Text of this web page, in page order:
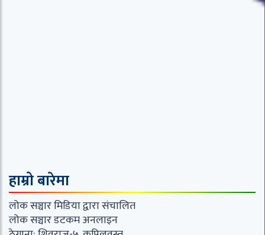
हाम्रो बारेमा
लोक सञ्चार मिडिया द्वारा संचालित
लोक सञ्चार डटकम अनलाइन